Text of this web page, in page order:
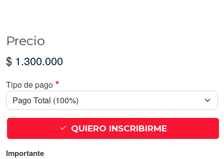
Precio
$ 1.300.000
Tipo de pago
QUIERO INSCRIBIRME
Importante